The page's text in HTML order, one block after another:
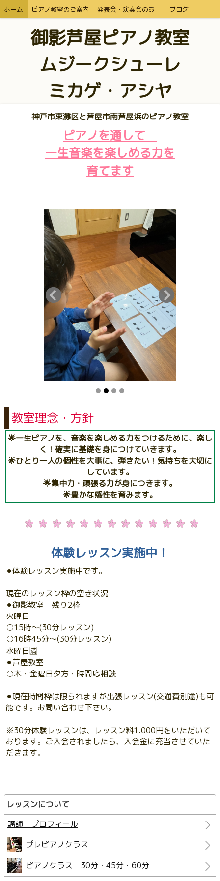
ホーム ピアノ教室のご案内 発表会・演奏会のお知らせ・体験レッスン ブログ
御影芦屋ピアノ教室
ムジークシューレ
ミカゲ・アシヤ
神戸市東灘区と芦屋市南芦屋浜のピアノ教室
ピアノを通して
一生音楽を楽しめる力を
育てます
教室理念・方針
🌟一生ピアノを、音楽を楽しめる力をつけるために、楽し
く！確実に基礎を身につけていきます。
🌟ひとり一人の個性を大事に、弾きたい！気持ちを大切に
しています。
🌟集中力・頑張る力が身につきます。
🌟豊かな感性を育みます。
体験レッスン実施中！
⚫︎体験レッスン実施中です。
現在のレッスン枠の空き状況
⚫︎御影教室 残り2枠
火曜日
○15時〜(30分レッスン)
○16時45分〜(30分レッスン)
水曜日🈵
⚫︎芦屋教室
○木・金曜日夕方・時間応相談
⚫︎現在時間枠は限られますが出張レッスン(交通費別途)も可
能です。お問い合わせ下さい。
※30分体験レッスンは、レッスン料1.000円をいただいて
おります。ご入会されましたら、入会金に充当させていた
だきます。
レッスンについて
講師 プロフィール
プレピアノクラス
ピアノクラス 30分・45分・60分